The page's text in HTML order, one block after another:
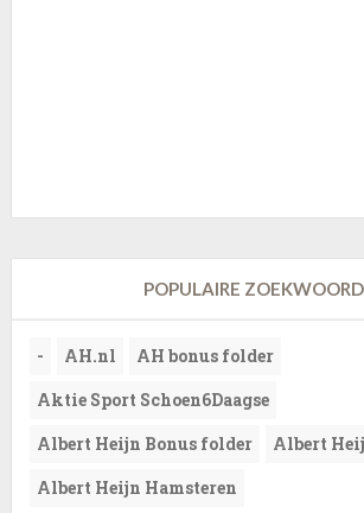
POPULAIRE
- AH.nl
AH bonus folder
Aktie Sport Schoen6Daagse
Albert Heijn Bonus folder
Albert
Albert Heijn Hamsteren